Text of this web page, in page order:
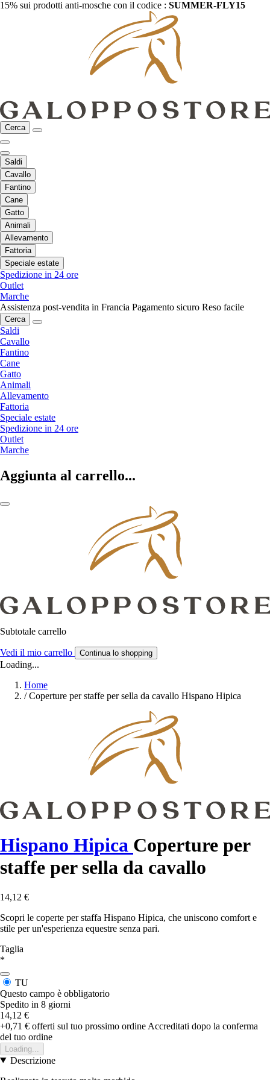
15% sui prodotti anti-mosche con il codice : SUMMER-FLY15
Cerca
Saldi
Cavallo
Fantino
Cane
Gatto
Animali
Allevamento
Fattoria
Speciale estate
Spedizione in 24 ore
Outlet
Marche
Assistenza post-vendita in Francia Pagamento sicuro Reso facile
Cerca
Saldi
Cavallo
Fantino
Cane
Gatto
Animali
Allevamento
Fattoria
Speciale estate
Spedizione in 24 ore
Outlet
Marche
Aggiunta al carrello...
Subtotale carrello
Vedi il mio carrello Continua lo shopping
Loading...
Home
/ Coperture per staffe per sella da cavallo Hispano Hipica
Hispano Hipica Coperture per
staffe per sella da cavallo
14,12 €
Scopri le coperte per staffa Hispano Hipica, che uniscono comfort e
stile per un'esperienza equestre senza pari.
Taglia
*
TU
Questo campo è obbligatorio
Spedito in 8 giorni
14,12 €
+0,71 € offerti sul tuo prossimo ordine Accreditati dopo la conferma
del tuo ordine
Loading...
Descrizione